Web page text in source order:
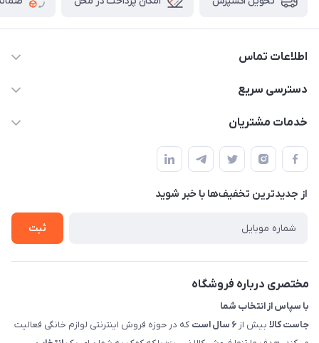
اطلاعات تماس
09398557137
سمت چپ (فروشگاه صوتی عباسی) - "تحویل حضوری فقط با
هماهنگی"
دسترسی سریع
لیست محصولات
حساب کاربری
تماس با ما
خدمات مشتریان
راهنما
پرسش های شما
شرایط و ضوابط گارانتی
روش های بازگرداندن کالا
از جدید‌ترین تخفیف‌ها با‌ خبر شوید
ثبت
مختصری درباره فروشگاه
با سپاس از انتخاب شما
جاست کالا بیش از ۶ سال است
که در حوزه فروش اینترنتی لوازم خانگی فعالیت